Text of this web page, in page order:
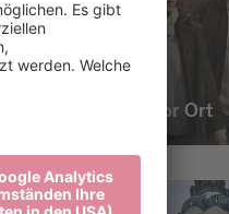
Mobilität vor Ort